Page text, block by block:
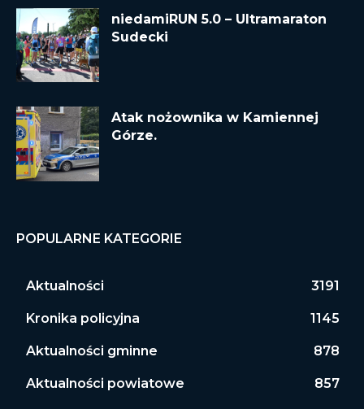
niedamiRUN 5.0 – Ultramaraton
Sudecki
Atak nożownika w Kamiennej
Górze.
POPULARNE KATEGORIE
Aktualności 3191
Kronika policyjna 1145
Aktualności gminne 878
Aktualności powiatowe 857